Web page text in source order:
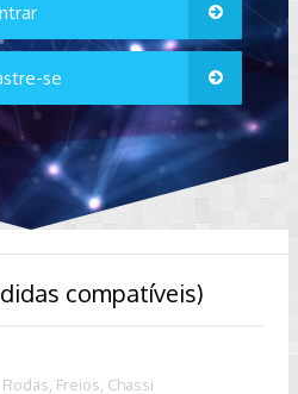
se
compatíveis)
Freios, Chassi